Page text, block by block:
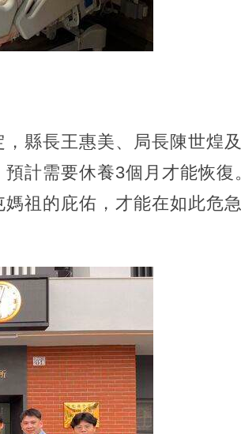
縣長王惠美、局長陳世煌
計需要休養3個月才能恢復
祖的庇佑，才能在如此危